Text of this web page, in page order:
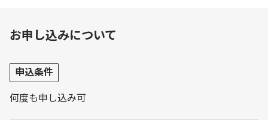
お申し込みについて
申込条件
何度も申し込み可